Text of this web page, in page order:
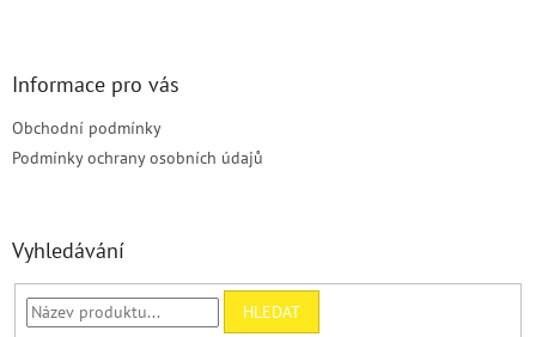
Informace pro vás
Obchodní podmínky
Podmínky ochrany osobních údajů
Vyhledávání
HLEDAT